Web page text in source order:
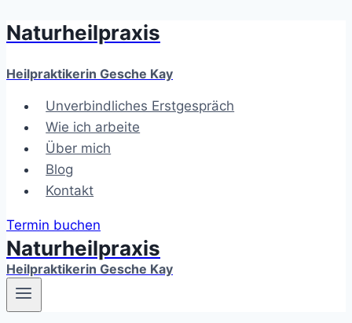
Zum
springen
Naturheilpraxis
Heilpraktikerin Gesche Kay
Unverbindliches Erstgespräch
Wie ich arbeite
Über mich
Blog
Kontakt
Termin buchen
Naturheilpraxis
Heilpraktikerin Gesche Kay